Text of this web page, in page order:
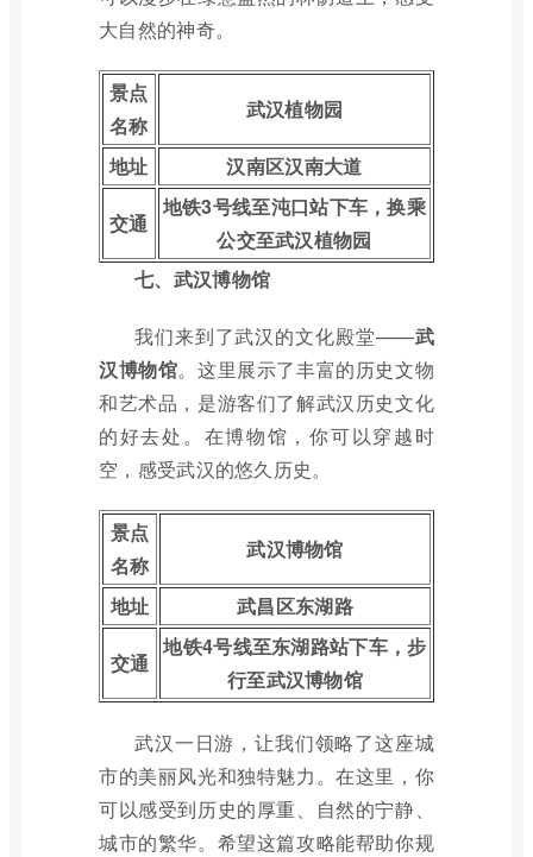
大自然的神奇。
景点
名称
武汉植物园
地址 汉南区汉南大道
交通
地铁3号线至沌口站下车，换乘
公交至武汉植物园
七、武汉博物馆
我们来到了武汉的文化殿堂——武
汉博物馆。这里展示了丰富的历史文物
和艺术品，是游客们了解武汉历史文化
的好去处。在博物馆，你可以穿越时
空，感受武汉的悠久历史。
景点
名称
武汉博物馆
地址 武昌区东湖路
交通
地铁4号线至东湖路站下车，步
行至武汉博物馆
武汉一日游，让我们领略了这座城
市的美丽风光和独特魅力。在这里，你
可以感受到历史的厚重、自然的宁静、
城市的繁华。希望这篇攻略能帮助你规